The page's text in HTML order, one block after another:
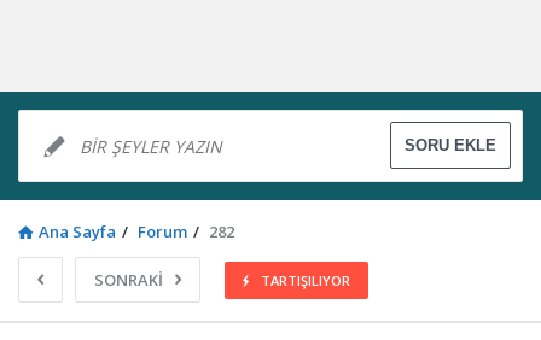
Ana Sayfa / Forum / 282
SONRAKİ TARTIŞILIYOR